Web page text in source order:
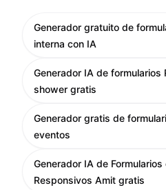
Generador gratuito de
interna con IA
Generador IA de formularios
shower gratis
Generador gratis de
eventos
Generador IA de
Responsivos Amit gratis